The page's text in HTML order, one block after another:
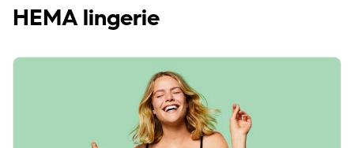
HEMA lingerie